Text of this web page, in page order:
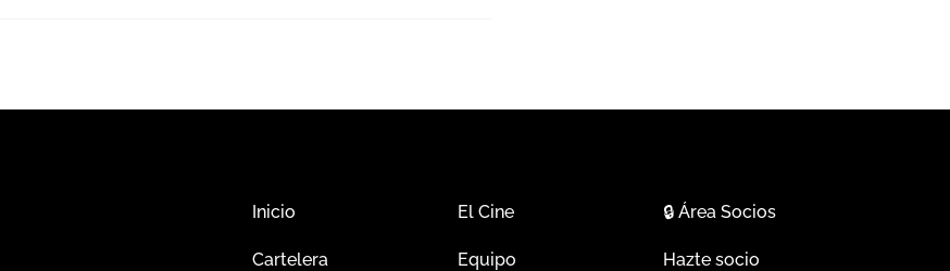
Inicio
Cartelera
El Cine
Equipo
🔒Área Socios
Hazte socio